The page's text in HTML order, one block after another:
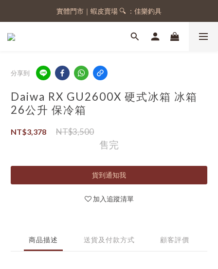
註冊會員，送 50 元購物金
實體門市｜蝦皮賣場 🔍 ：佳樂釣具
註冊會員，送 50 元購物金
分享到
Daiwa RX GU2600X 硬式冰箱 冰箱
26公升 保冷箱
NT$3,378 NT$3,500
售完
貨到通知我
加入追蹤清單
商品描述 送貨及付款方式 顧客評價